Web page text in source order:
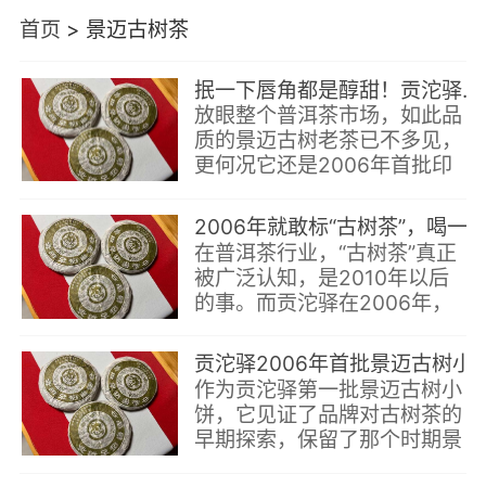
首页 > 景迈古树茶
抿一下唇角都是醇甜！贡沱驿2006年景迈古树，兰香蜜韵如桂圆，果胶感十足
放眼整个普洱茶市场，如此品
质的景迈古树老茶已不多见，
更何况它还是2006年首批印
以当前的体验价格，能喝到这
样干净、醇厚、香甜的老生
茶，实属难得。
在普洱茶行业，“古树茶”真正
被广泛认知，是2010年以后
的事。而贡沱驿在2006年，
了棉纸包装上，这份前瞻性很
难得。
作为贡沱驿第一批景迈古树小
饼，它见证了品牌对古树茶的
早期探索，保留了那个时期景